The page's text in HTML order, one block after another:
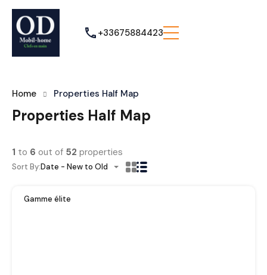
+33675884423
Home Properties Half Map
Properties Half Map
1 to 6 out of 52 properties
Sort By:Date - New to Old
Gamme élite